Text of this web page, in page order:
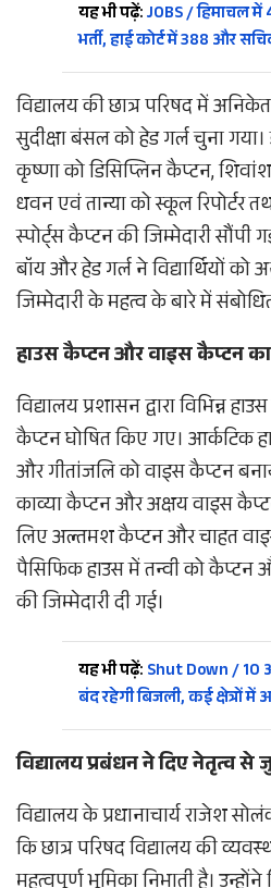
यह भी पढ़ें:JOBS / हिमाचल में
भर्ती, हाई कोर्ट में 388 और
विद्यालय की छात्र परिषद में
सुदीक्षा बंसल को हेड गर्ल चुना
कृष्णा को डिसिप्लिन कैप्टन,
धवन एवं तान्या को स्कूल रिपोर्टर
स्पोर्ट्स कैप्टन की जिम्मेदारी सौंपी
बॉय और हेड गर्ल ने विद्यार्थियों
जिम्मेदारी के महत्व के बारे में
हाउस कैप्टन और वाइस कैप्टन
विद्यालय प्रशासन द्वारा विभिन्न
कैप्टन घोषित किए गए। आर्कटिक
और गीतांजलि को वाइस कैप्टन
काव्या कैप्टन और अक्षय वाइस
लिए अल्तमश कैप्टन और चाहत
पैसिफिक हाउस में तन्वी को कैप्टन
की जिम्मेदारी दी गई।
यह भी पढ़ें: Shut Down / 10
बंद रहेगी बिजली, कई क्षेत्रों में
विद्यालय प्रबंधन ने दिए नेतृत्व
विद्यालय के प्रधानाचार्य राजेश
कि छात्र परिषद विद्यालय की